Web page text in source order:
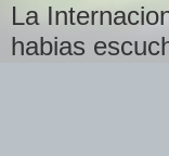
La
habias